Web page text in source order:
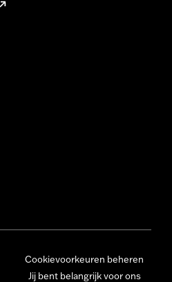
Cookievoorkeuren beheren
Jij bent belangrijk voor ons